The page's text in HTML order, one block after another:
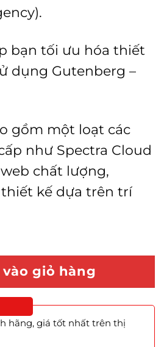
bạn tối ưu hóa thiết
dụng Gutenberg –
gồm một loạt các
như Spectra Cloud
chất lượng,
thiết kế dựa trên trí
vào giỏ hàng
hãng, giá tốt nhất trên thị